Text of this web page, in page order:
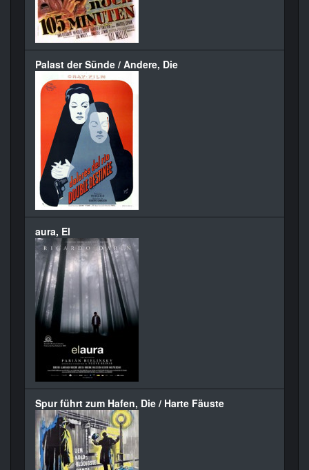
Palast der Sünde / Andere, Die
aura, El
Spur führt zum Hafen, Die / Harte Fäuste